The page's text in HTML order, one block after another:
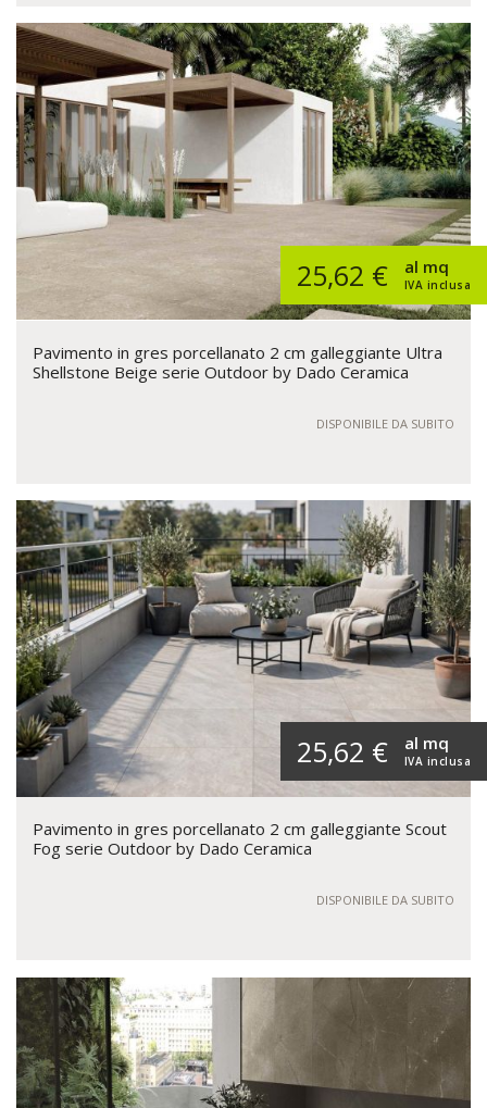
25,62 € IVA inclusa
al mq
Pavimento in gres porcellanato 2 cm galleggiante Ultra
Shellstone Beige serie Outdoor by Dado Ceramica
DISPONIBILE DA SUBITO
25,62 € IVA inclusa
al mq
Pavimento in gres porcellanato 2 cm galleggiante Scout
Fog serie Outdoor by Dado Ceramica
DISPONIBILE DA SUBITO